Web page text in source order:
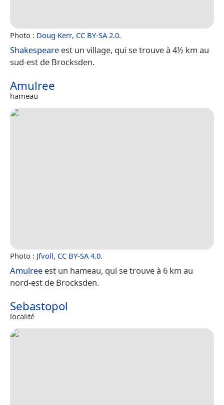
Photo : Doug Kerr, CC BY-SA 2.0.
Shakespeare est un village, qui se trouve à 4½ km au
sud-est de Brocksden.
Amulree
hameau
Photo : Jfvoll, CC BY-SA 4.0.
Amulree est un hameau, qui se trouve à 6 km au
nord-est de Brocksden.
Sebastopol
localité